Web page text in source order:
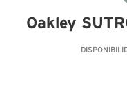
Oakley